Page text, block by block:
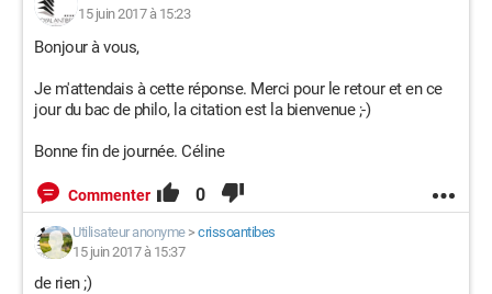
15 juin 2017 à 15:23
Bonjour à vous,
Je m'attendais à cette réponse. Merci pour le retour et en ce
jour du bac de philo, la citation est la bienvenue ;-)
Bonne fin de journée. Céline
Commenter 0
Utilisateur anonyme> crissoantibes
15 juin 2017 à 15:37
de rien ;)